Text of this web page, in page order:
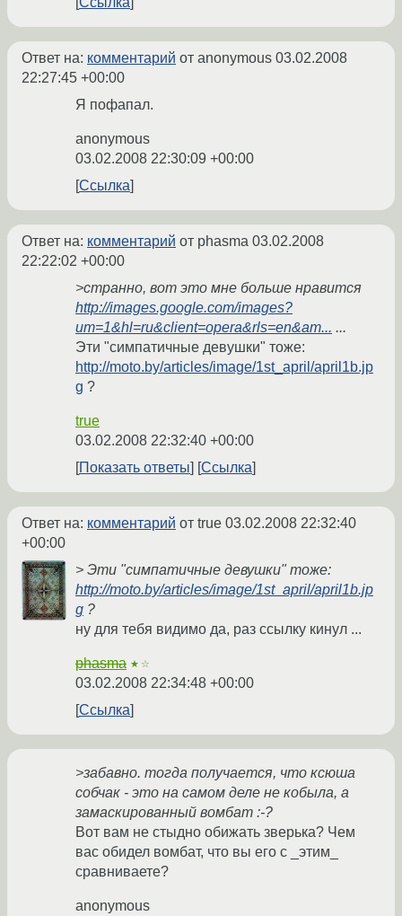
Ответ на: комментарий от anonymous 03.02.2008
22:27:45 +00:00
Я пофапал.
anonymous
03.02.2008 22:30:09 +00:00
Ссылка
Ответ на: комментарий от phasma 03.02.2008
22:22:02 +00:00
>странно, вот это мне больше нравится
http://images.google.com/images?
um=1&hl=ru&client=opera&rls=en&am... ...
Эти "симпатичные девушки" тоже:
http://moto.by/articles/image/1st_april/april1b.jp
g ?
true
03.02.2008 22:32:40 +00:00
Показать ответы
Ссылка
Ответ на: комментарий от true 03.02.2008 22:32:40
+00:00
> Эти "симпатичные девушки" тоже:
http://moto.by/articles/image/1st_april/april1b.jp
g ?
ну для тебя видимо да, раз ссылку кинул ...
phasma ★☆
03.02.2008 22:34:48 +00:00
Ссылка
>забавно. тогда получается, что ксюша
собчак - это на самом деле не кобыла, а
замаскированный вомбат :-?
Вот вам не стыдно обижать зверька? Чем
вас обидел вомбат, что вы его с _этим_
сравниваете?
anonymous